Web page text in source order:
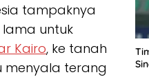
tampaknya
untuk
Kairo, ke tanah
menyala terang